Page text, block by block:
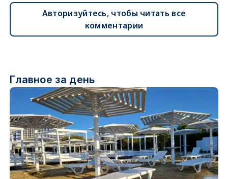
Авторизуйтесь, чтобы читать все
комментарии
Главное за день